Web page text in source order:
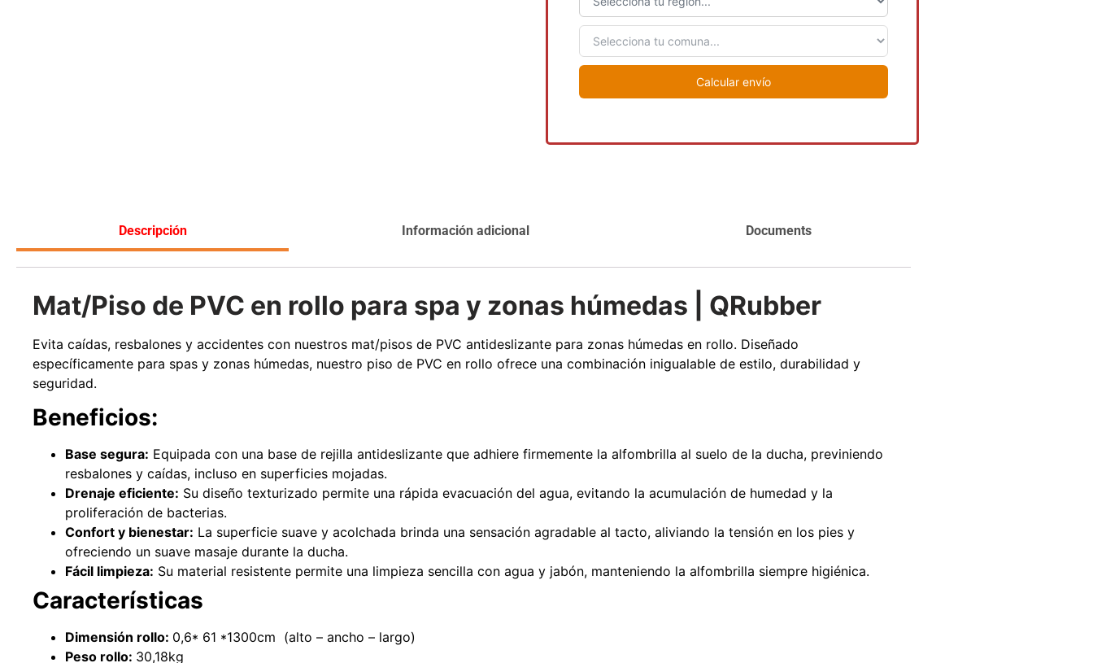
Calcular envío
Descripción Información adicional Documents
Mat/Piso de PVC en rollo para spa y zonas húmedas | QRubber
Evita caídas, resbalones y accidentes con nuestros mat/pisos de PVC antideslizante para zonas húmedas en rollo. Diseñado
específicamente para spas y zonas húmedas, nuestro piso de PVC en rollo ofrece una combinación inigualable de estilo, durabilidad y
seguridad.
Beneficios:
Base segura: Equipada con una base de rejilla antideslizante que adhiere firmemente la alfombrilla al suelo de la ducha, previniendo
resbalones y caídas, incluso en superficies mojadas.
Drenaje eficiente: Su diseño texturizado permite una rápida evacuación del agua, evitando la acumulación de humedad y la
proliferación de bacterias.
Confort y bienestar: La superficie suave y acolchada brinda una sensación agradable al tacto, aliviando la tensión en los pies y
ofreciendo un suave masaje durante la ducha.
Fácil limpieza: Su material resistente permite una limpieza sencilla con agua y jabón, manteniendo la alfombrilla siempre higiénica.
Características
Dimensión rollo: 0,6* 61 *1300cm (alto – ancho – largo)
Peso rollo: 30,18kg
Leer más
carrito